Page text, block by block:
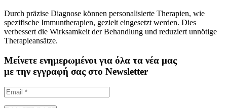
Durch präzise Diagnose können personalisierte Therapien, wie
spezifische Immuntherapien, gezielt eingesetzt werden. Dies
verbessert die Wirksamkeit der Behandlung und reduziert unnötige
Therapieansätze.
Μείνετε ενημερωμένοι για όλα τα νέα μας
με την εγγραφή σας στο Newsletter